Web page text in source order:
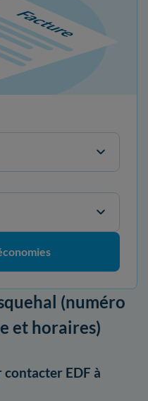
(numéro
et horaires)
EDF à